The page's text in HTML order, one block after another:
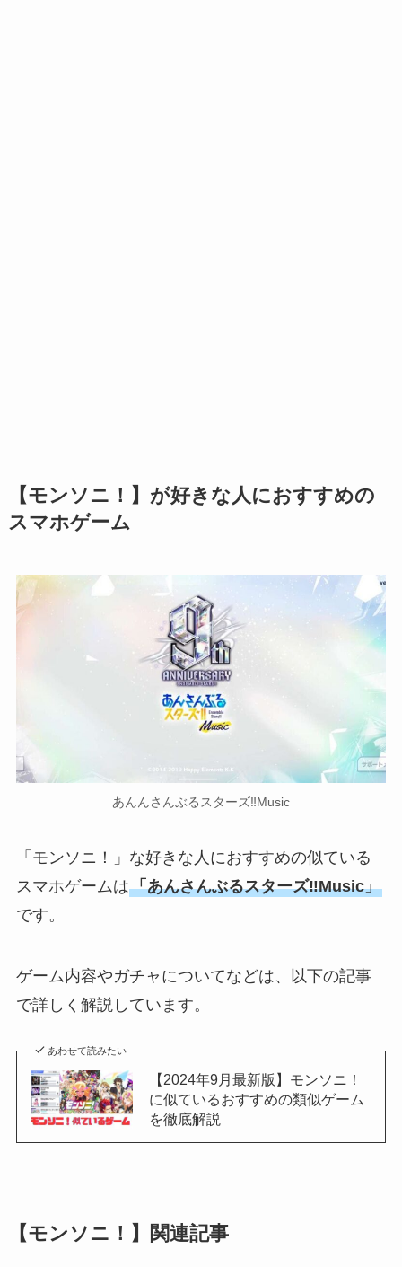
【モンソニ！】が好きな人におすすめの
スマホゲーム
あんんさんぶるスターズ‼Music
「モンソニ！」な好きな人におすすめの似ている
スマホゲームは「あんさんぶるスターズ‼Music」
です。
ゲーム内容やガチャについてなどは、以下の記事
で詳しく解説しています。
あわせて読みたい
【2024年9月最新版】モンソニ！
に似ているおすすめの類似ゲーム
を徹底解説
【モンソニ！】関連記事